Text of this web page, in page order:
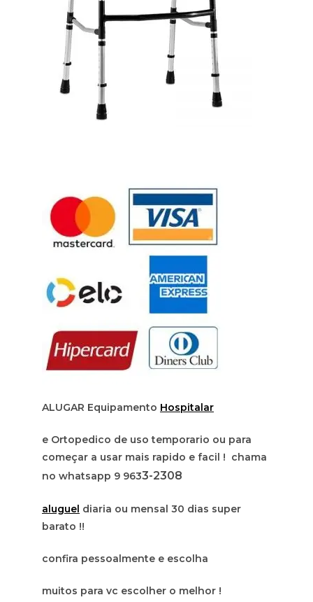
ALUGAR Equipamento Hospitalar
e Ortopedico de uso temporario ou para
começar a usar mais rapido e facil ! chama
no whatsapp 9 9633-2308
aluguel diaria ou mensal 30 dias super
barato !!
confira pessoalmente e escolha
muitos para vc escolher o melhor !